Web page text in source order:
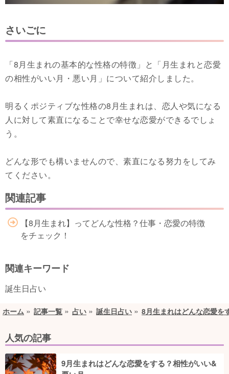
さいごに
「8月生まれの基本的な性格の特徴」と「月生まれと恋愛
の相性がいい月・悪い月」について紹介しました。
明るくポジティブな性格の8月生まれは、恋人や気になる
人に対して素直になることで幸せな恋愛ができるでしょ
う。
どんな形でも構いませんので、素直になる努力をしてみ
てください。
関連記事
【8月生まれ】ってどんな性格？仕事・恋愛の特徴
をチェック！
関連キーワード
誕生日占い
ホーム 記事一覧 占い 誕生日占い 8月生まれはどんな恋愛を
人気の記事
9月生まれはどんな恋愛をする？相性がいい&